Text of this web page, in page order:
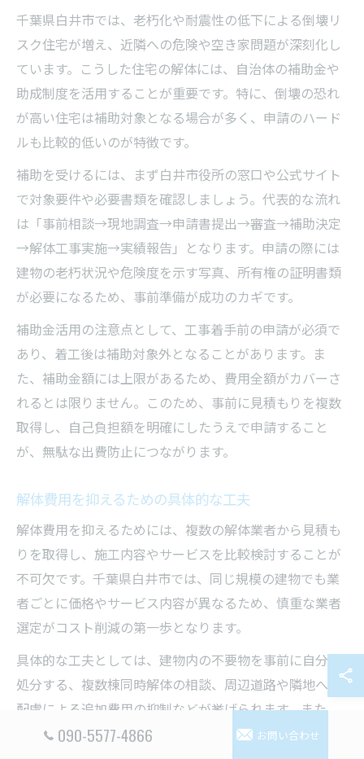
千葉県白井市では、老朽化や耐震性の低下による倒壊リ
スク住宅が増え、近隣への危険や空き家問題が深刻化し
ています。こうした住宅の解体には、自治体の補助金や
助成制度を活用することが重要です。特に、倒壊の恐れ
が高い住宅は補助対象となる場合が多く、申請のハード
ルも比較的低いのが特徴です。
補助を受けるには、まず白井市役所の窓口や公式サイト
で対象要件や必要書類を確認しましょう。代表的な流れ
は「事前相談→現地調査→申請書提出→審査→補助決定
→解体工事実施→実績報告」となります。申請の際には
建物の老朽状況や危険度を示す写真、所有権の証明書類
が必要になるため、事前準備が成功のカギです。
補助金活用の注意点として、工事着手前の申請が必須で
あり、着工後は補助対象外となることがあります。ま
た、補助金額には上限があるため、費用全額がカバーさ
れるとは限りません。このため、事前に見積もりを複数
取得し、自己負担額を明確にしたうえで申請すること
が、無駄な出費防止につながります。
解体費用を抑えるための具体的な工夫
解体費用を抑えるためには、複数の解体業者から見積も
りを取得し、施工内容やサービスを比較検討することが
不可欠です。千葉県白井市では、同じ規模の建物でも業
者ごとに価格やサービス内容が異なるため、慎重な業者
選定がコスト削減の第一歩となります。
具体的な工夫としては、建物内の不要物を事前に自分で
処分する、複数棟同時解体の相談、周辺道路や隣地への
配慮による追加費用の抑制などが挙げられます。また、
工事時期を繁忙期からずらすことで、割安な見積もりを
090-5577-4866 お問い合わせ